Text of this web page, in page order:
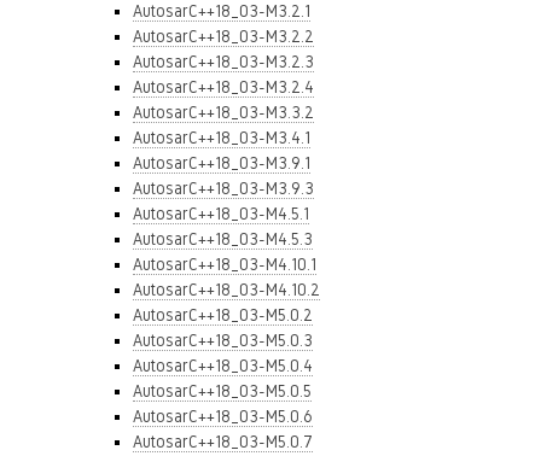
AutosarC++18_03-M3.2.1
AutosarC++18_03-M3.2.2
AutosarC++18_03-M3.2.3
AutosarC++18_03-M3.2.4
AutosarC++18_03-M3.3.2
AutosarC++18_03-M3.4.1
AutosarC++18_03-M3.9.1
AutosarC++18_03-M3.9.3
AutosarC++18_03-M4.5.1
AutosarC++18_03-M4.5.3
AutosarC++18_03-M4.10.1
AutosarC++18_03-M4.10.2
AutosarC++18_03-M5.0.2
AutosarC++18_03-M5.0.3
AutosarC++18_03-M5.0.4
AutosarC++18_03-M5.0.5
AutosarC++18_03-M5.0.6
AutosarC++18_03-M5.0.7